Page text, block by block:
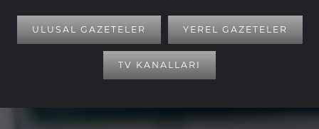
ULUSAL GAZETELER YEREL GAZETELER
TV KANALLARI